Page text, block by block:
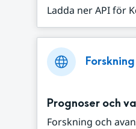
Ladda ner API för
Prognoser och
Forskning och